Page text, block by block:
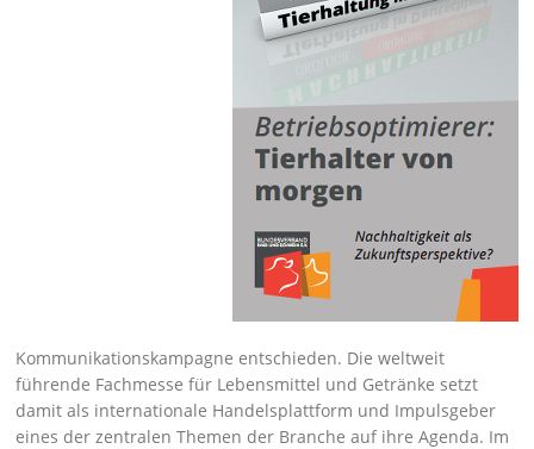
Kommunikationskampagne entschieden. Die weltweit
führende Fachmesse für Lebensmittel und Getränke setzt
damit als internationale Handelsplattform und Impulsgeber
eines der zentralen Themen der Branche auf ihre Agenda. Im